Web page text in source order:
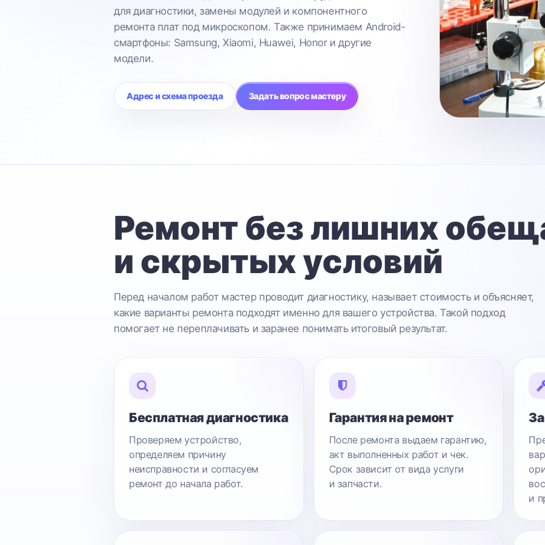
для диагностики, замены модулей и компонентного
ремонта плат под микроскопом. Также принимаем Android-
смартфоны: Samsung, Xiaomi, Huawei, Honor и другие
модели.
Адрес и схема проезда Задать вопрос мастеру
Ремонт без лишних
и скрытых условий
Перед началом работ мастер проводит диагностику, называет стоимость и объясняет,
какие варианты ремонта подходят именно для вашего устройства. Такой подход
помогает не переплачивать и заранее понимать итоговый результат.
Бесплатная диагностика
Проверяем устройство,
определяем причину
неисправности и согласуем
ремонт до начала работ.
Гарантия на ремонт
После ремонта выдаем гарантию,
акт выполненных работ и чек.
Срок зависит от вида услуги
и запчасти.
и